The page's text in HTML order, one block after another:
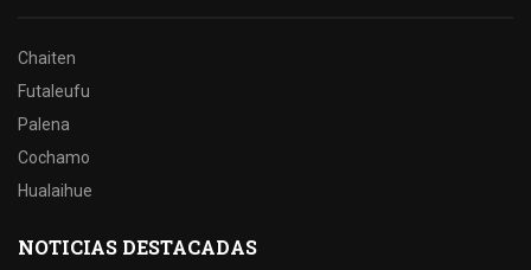
Chaiten
Futaleufu
Palena
Cochamo
Hualaihue
NOTICIAS DESTACADAS